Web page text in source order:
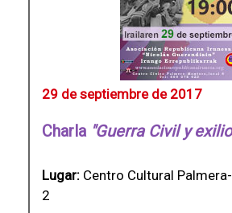
29 de septiembre de 2017
Charla "Guerra Civil y
Lugar: Centro Cultural
2